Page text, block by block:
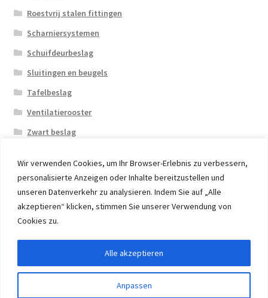
Wir verwenden Cookies, um Ihr Browser-Erlebnis zu verbessern,
personalisierte Anzeigen oder Inhalte bereitzustellen und
unseren Datenverkehr zu analysieren. Indem Sie auf „Alle
akzeptieren“ klicken, stimmen Sie unserer Verwendung von
Cookies zu.
Anpassen
Alle akzeptieren
Roestvrij stalen fittingen
Scharniersystemen
Schuifdeurbeslag
Sluitingen en beugels
Tafelbeslag
Ventilatierooster
Zwart beslag
© 2026 Eruon Trade UG, Germany, member of the ERUON